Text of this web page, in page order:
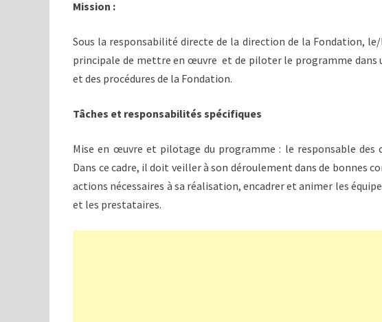
Mission :
Sous la responsabilité directe de la direction de la Fondation,
principale de mettre en œuvre et de piloter le programme dans
et des procédures de la Fondation.
Tâches et responsabilités spécifiques
Mise en œuvre et pilotage du programme : le responsable
Dans ce cadre, il doit veiller à son déroulement dans de bonnes
actions nécessaires à sa réalisation, encadrer et animer les
et les prestataires.